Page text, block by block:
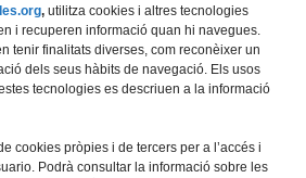
, utilitza cookies i altres tecnologies
i recuperen informació quan hi navegues.
tenir finalitats diverses, com reconèixer un
dels seus hàbits de navegació. Els usos
tecnologies es descriuen a la informació
cookies pròpies i de tercers per a l’accés i
Podrà consultar la informació sobre les